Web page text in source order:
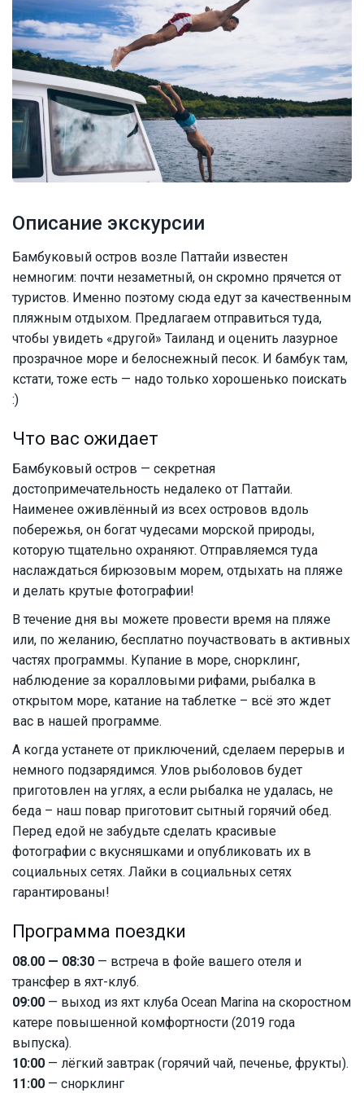
Описание экскурсии
Бамбуковый остров возле Паттайи известен
немногим: почти незаметный, он скромно прячется от
туристов. Именно поэтому сюда едут за качественным
пляжным отдыхом. Предлагаем отправиться туда,
чтобы увидеть «другой» Таиланд и оценить лазурное
прозрачное море и белоснежный песок. И бамбук там,
кстати, тоже есть — надо только хорошенько поискать
:)
Что вас ожидает
Бамбуковый остров — секретная
достопримечательность недалеко от Паттайи.
Наименее оживлённый из всех островов вдоль
побережья, он богат чудесами морской природы,
которую тщательно охраняют. Отправляемся туда
наслаждаться бирюзовым морем, отдыхать на пляже
и делать крутые фотографии!
В течение дня вы можете провести время на пляже
или, по желанию, бесплатно поучаствовать в активных
частях программы. Купание в море, снорклинг,
наблюдение за коралловыми рифами, рыбалка в
открытом море, катание на таблетке – всё это ждет
вас в нашей программе.
А когда устанете от приключений, сделаем перерыв и
немного подзарядимся. Улов рыболовов будет
приготовлен на углях, а если рыбалка не удалась, не
беда – наш повар приготовит сытный горячий обед.
Перед едой не забудьте сделать красивые
фотографии с вкусняшками и опубликовать их в
социальных сетях. Лайки в социальных сетях
гарантированы!
Программа поездки
08.00 — 08:30 — встреча в фойе вашего отеля и
трансфер в яхт-клуб.
09:00 — выход из яхт клуба Ocean Marina на скоростном
катере повышенной комфортности (2019 года
выпуска).
10:00 — лёгкий завтрак (горячий чай, печенье, фрукты).
11:00 — снорклинг